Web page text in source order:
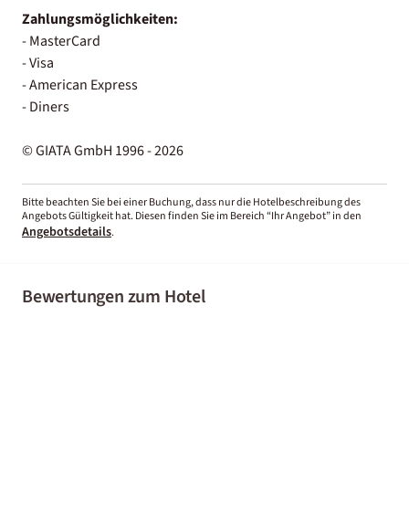
Zahlungsmöglichkeiten:
- MasterCard
- Visa
- American Express
- Diners
© GIATA GmbH 1996 - 2026
Bitte beachten Sie bei einer Buchung, dass nur die Hotelbeschreibung des
Angebots Gültigkeit hat. Diesen finden Sie im Bereich “Ihr Angebot” in den
Angebotsdetails.
Bewertungen zum Hotel